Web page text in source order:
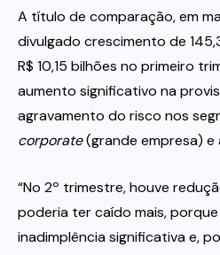
A título de comparação, em
divulgado crescimento de
R$ 10,15 bilhões no primeiro
aumento significativo na
agravamento do risco nos
corporate(grande empresa) e
“No 2º trimestre, houve
poderia ter caído mais,
inadimplência significativa e,